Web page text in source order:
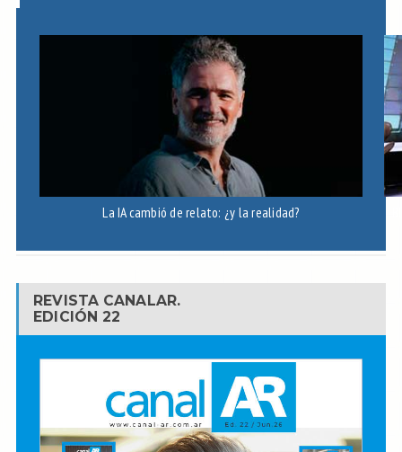
La IA cambió de relato: ¿y la realidad?
REVISTA CANALAR.
EDICIÓN 22